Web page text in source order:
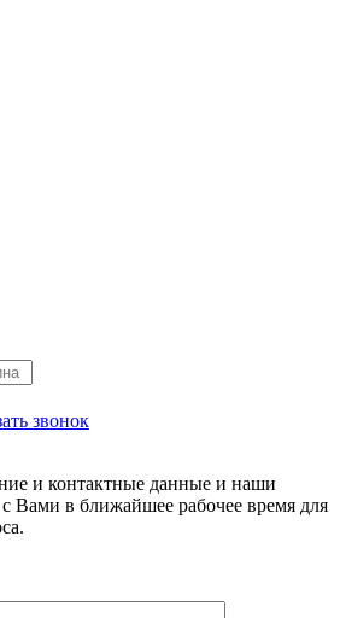
звонок
и контактные данные и наши
Вами в ближайшее рабочее время для